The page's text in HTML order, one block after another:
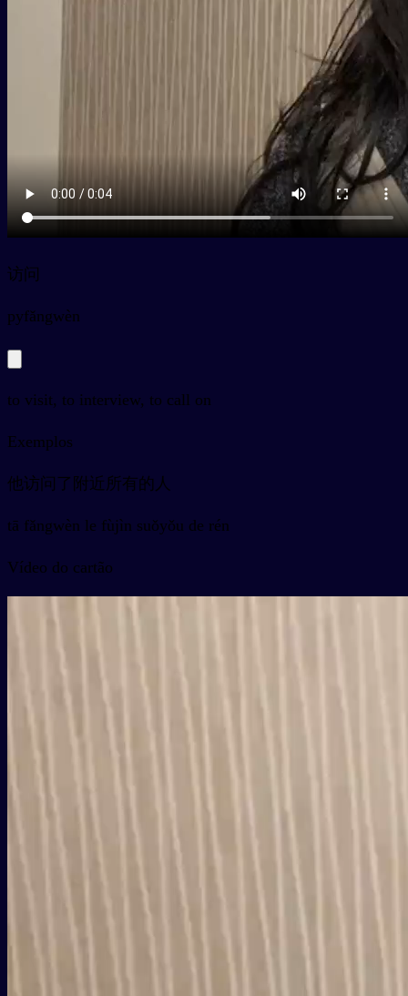
访问
pyfǎngwèn
to visit, to interview, to call on
Exemplos
他访问了附近所有的人
tā fǎngwèn le fùjìn suǒyǒu de rén
Vídeo do cartão